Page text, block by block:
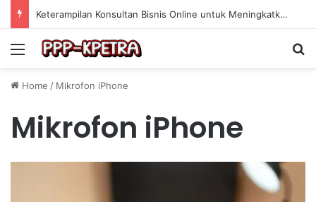
Keterampilan Konsultan Bisnis Online untuk Meningkatkan Pendapatan Berdasarkan Pengalaman Praktis
Menu
Home / Mikrofon iPhone
Mikrofon iPhone